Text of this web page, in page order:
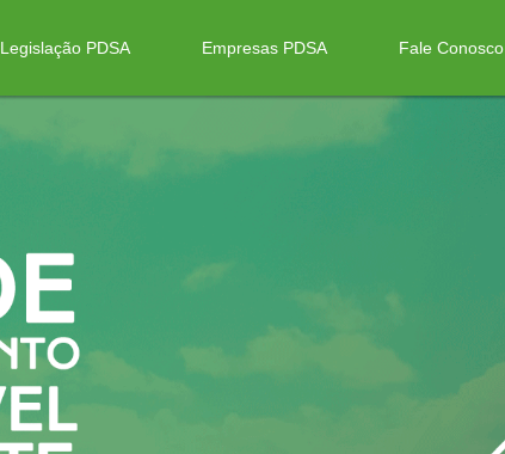
Legislação PDSA Empresas PDSA Fale Conosco